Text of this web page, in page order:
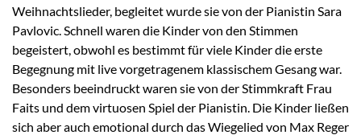
Weihnachtslieder, begleitet wurde sie von der Pianistin Sara
Pavlovic. Schnell waren die Kinder von den Stimmen
begeistert, obwohl es bestimmt für viele Kinder die erste
Begegnung mit live vorgetragenem klassischem Gesang war.
Besonders beeindruckt waren sie von der Stimmkraft Frau
Faits und dem virtuosen Spiel der Pianistin. Die Kinder ließen
sich aber auch emotional durch das Wiegelied von Max Reger